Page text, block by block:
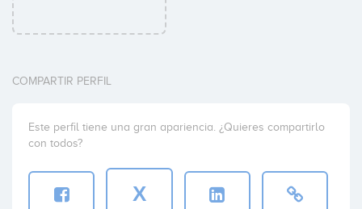
COMPARTIR PERFIL
Este perfil tiene una gran apariencia. ¿Quieres compartirlo
con todos?
X